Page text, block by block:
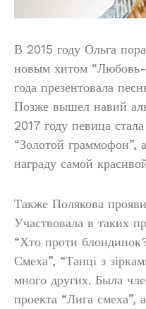
В 2015 году Ольга
новым хитом “Любовь-
года презентовала
Позже вышел навий
2017 году певица
“Золотой граммофон”,
награду самой
Также Полякова
Участвовала в таких
“Хто проти
Смеха”, “Танці з
много других. Была
проекта “Лига смеха”,